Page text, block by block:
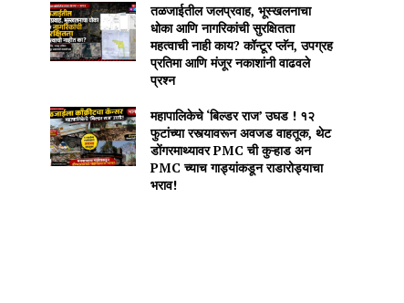
तळजाईतील जलप्रवाह, भूस्खलनाचा
धोका आणि नागरिकांची सुरक्षितता
महत्वाची नाही काय? कॉन्टूर प्लॅन, उपग्रह
प्रतिमा आणि मंजूर नकाशांनी वाढवले
प्रश्न
महापालिकेचे ‘बिल्डर राज’ उघड ! १२
फुटांच्या रस्त्यावरून अवजड वाहतूक, थेट
डोंगरमाथ्यावर PMC ची कुऱ्हाड अन
PMC च्याच गाड्यांकडून राडारोड्याचा
भराव!